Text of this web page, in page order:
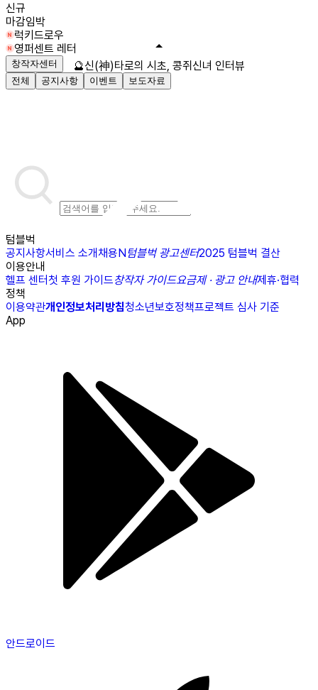
신규
마감임박
럭키드로우
영퍼센트 레터
창작자센터
전체
공지사항 이벤트 보도자료
텀블벅
공지사항서비스 소개채용N텀블벅 광고센터2025 텀블벅 결산
이용안내
헬프 센터첫 후원 가이드창작자 가이드요금제 · 광고 안내제휴·협력
정책
이용약관개인정보처리방침청소년보호정책프로젝트 심사 기준
App
안드로이드
🔮신(神)타로의 시초, 콩쥐신녀 인터뷰